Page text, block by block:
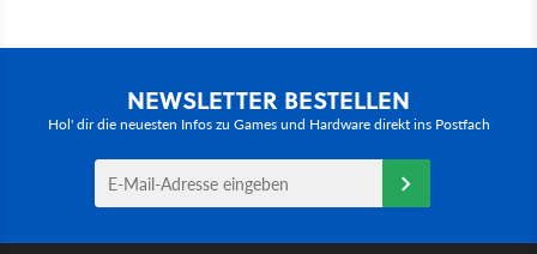
NEWSLETTER BESTELLEN
Hol' dir die neuesten Infos zu Games und Hardware direkt ins Postfach